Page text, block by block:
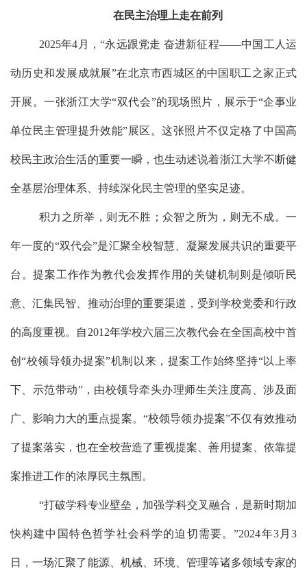
在民主治理上走在前列
2025年4 月，“永远跟党走 奋进新征程——中国工人运
动历史和发展成就展”在北京市西城区的中国职工之家正式
开展 。一张浙江大学“双代会”的现场照片， 展示于“企事业
单位民主管理提升效能”展区 。这张照片不仅定格了中国高
校民主政治生活的重要一瞬，也生动述说着浙江大学不断健
全基层治理体系、持续深化民主管理的坚实足迹。
积力之所举，则无不胜；众智之所为，则无不成。一
年一度的“双代会”是汇聚全校智慧、凝聚发展共识的重要平
台 。提案工作作为教代会发挥作用的关键机制 则 是倾听民
意、汇集民智、推动治理的重要渠道，受到学校党委和行政
的高度重视。自 2012年学校六届三次教代会在全国高校中首
创“校领导领办提案”机制以来，提案工作始终坚持“以上率
下、示范带动”，由校领导牵头办理师生关注度高、涉及面
广、影响力大的重点提案。 “校领导领办提案”不仅有效推动
了提案落实，也在全校营造了重视提案、善用提案、依靠提
案推进工作的浓厚民主氛围。
“打破学科专业壁垒，加强学科交叉融合，是新时期加
快构建中国特色哲学社会科学的迫切需要。”2024年3月3
日，一场汇聚了能源、机械、环境、管理等诸多领域专家的